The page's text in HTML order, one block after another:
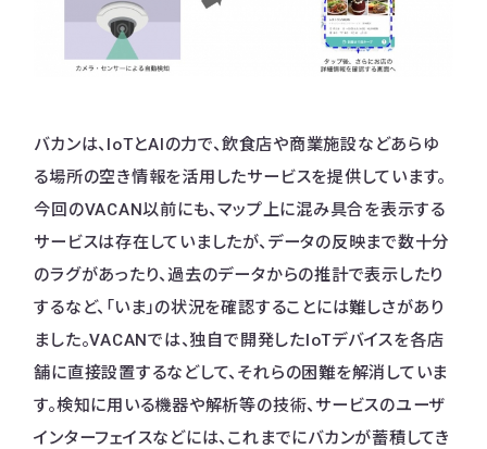
バカンは、IoTとAIの力で、飲食店や商業施設などあらゆ
る場所の空き情報を活用したサービスを提供しています。
今回のVACAN以前にも、マップ上に混み具合を表示する
サービスは存在していましたが、データの反映まで数十分
のラグがあったり、過去のデータからの推計で表示したり
するなど、「いま」の状況を確認することには難しさがあり
ました。VACANでは、独自で開発したIoTデバイスを各店
舗に直接設置するなどして、それらの困難を解消していま
す。検知に用いる機器や解析等の技術、サービスのユーザ
インターフェイスなどには、これまでにバカンが蓄積してき